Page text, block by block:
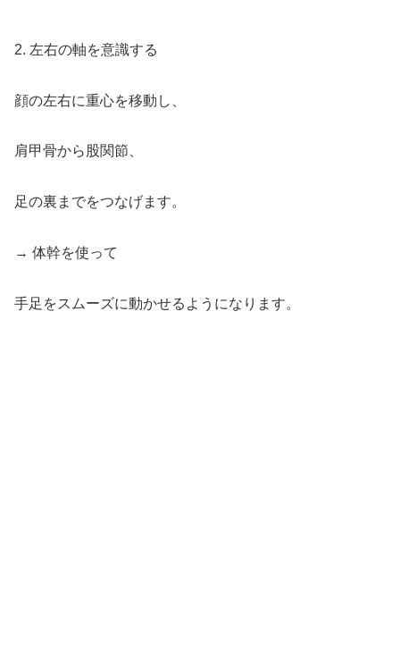
2. 左右の軸を意識する
顔の左右に重心を移動し、
肩甲骨から股関節、
足の裏までをつなげます。
→ 体幹を使って
手足をスムーズに動かせるようになります。